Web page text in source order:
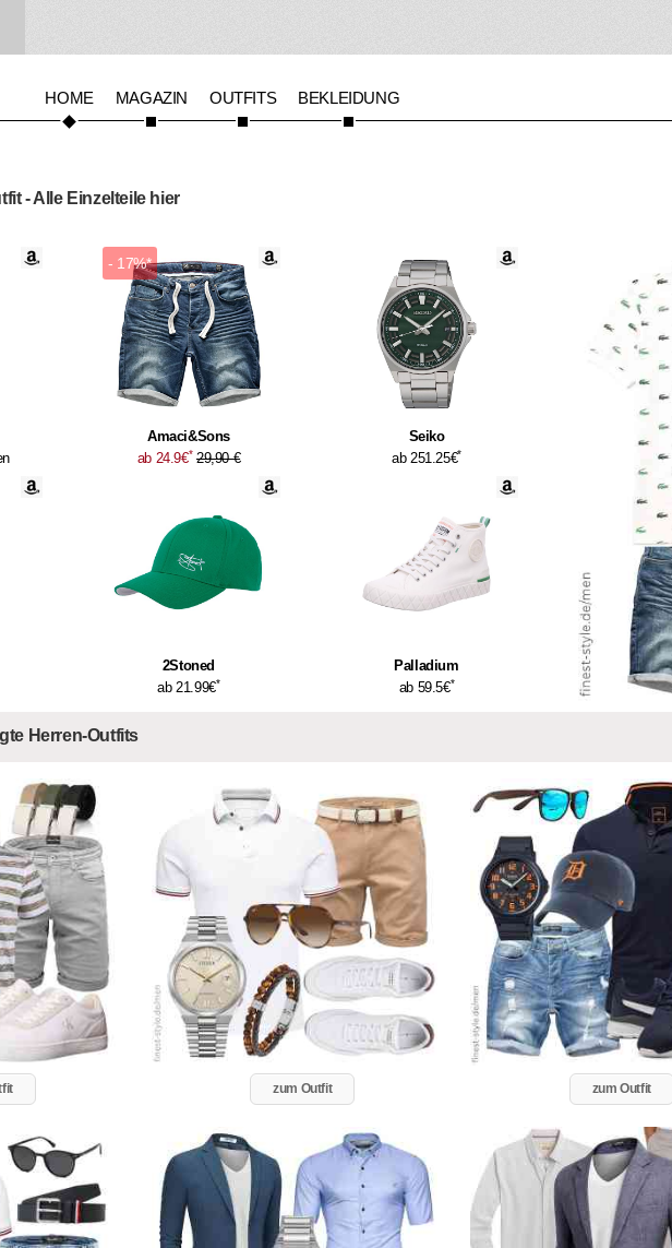
HOME MAGAZIN OUTFITS BEKLEIDUNG
- Alle Einzelteile hier
Amaci&Sons
ab 24.9€* 29,90 €
- 17%*
Seiko
ab 251.25€*
2Stoned
ab 21.99€*
Palladium
ab 59.5€*
Herren-Outfits
zum Outfit zum Outfit